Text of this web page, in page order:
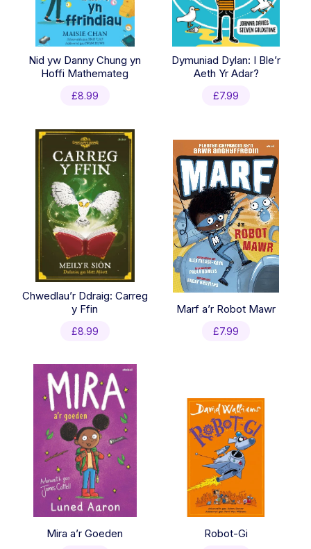
Nid yw Danny Chung yn
Hoffi Mathemateg
£8.99
Dymuniad Dylan: I Ble’r
Aeth Yr Adar?
£7.99
Chwedlau’r Ddraig: Carreg
y Ffin
£8.99
Marf a’r Robot Mawr
£7.99
Mira a’r Goeden Robot-Gi